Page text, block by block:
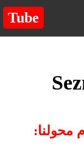
Tube